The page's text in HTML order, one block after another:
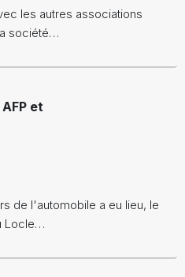
les autres associations
société…
et
de l'automobile a eu lieu, le
Locle…